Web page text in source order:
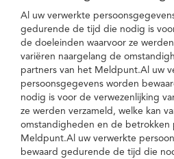
Al uw verwerkte
gedurende de tijd die nodig is
de doeleinden waarvoor ze
variëren naargelang de
partners van het Meldpunt.Al uw
persoonsgegevens worden
nodig is voor de verwezenlijking
ze werden verzameld, welke kan
omstandigheden en de betrokken
Meldpunt.Al uw verwerkte
bewaard gedurende de tijd die